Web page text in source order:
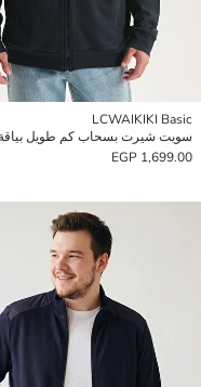
LCWAIKIKI Basic
1,699.00 EGP